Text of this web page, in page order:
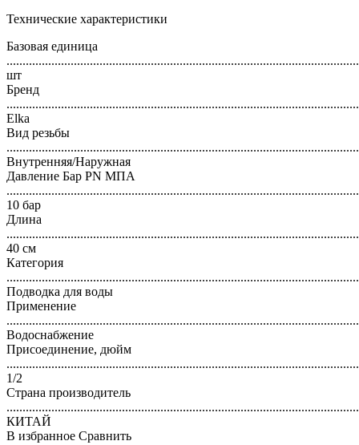
Технические характеристики
Базовая единица
шт
Бренд
Elka
Вид резьбы
Внутренняя/Наружная
Давление Бар PN МПА
10 бар
Длина
40 см
Категория
Подводка для воды
Применение
Водоснабжение
Присоединение, дюйм
1/2
Страна производитель
КИТАЙ
В избранное Сравнить